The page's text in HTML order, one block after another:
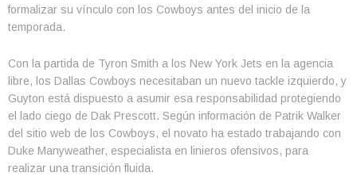
formalizar su vínculo con los Cowboys antes del inicio de la
temporada.
Con la partida de Tyron Smith a los New York Jets en la agencia
libre, los Dallas Cowboys necesitaban un nuevo tackle izquierdo, y
Guyton está dispuesto a asumir esa responsabilidad protegiendo
el lado ciego de Dak Prescott. Según información de Patrik Walker
del sitio web de los Cowboys, el novato ha estado trabajando con
Duke Manyweather, especialista en linieros ofensivos, para
realizar una transición fluida.